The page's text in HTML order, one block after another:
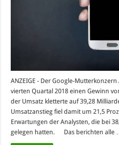
ANZEIGE - Der Google-
vierten Quartal 2018 einen Gewinn
der Umsatz kletterte auf 39,28
Umsatzanstieg fiel damit um 21,5
Erwartungen der Analysten, die bei
gelegen hatten. Das berichten alle …